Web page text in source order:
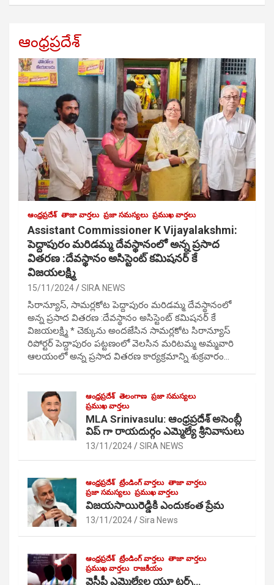
ఆంధ్రప్రదేశ్
ఆంధ్రప్రదేశ్ తాజా వార్తలు ప్రజా సమస్యలు ప్రముఖ వార్తలు
Assistant Commissioner K Vijayalakshmi:
పెద్దాపురం మరిడమ్మ దేవస్థానంలో అన్న ప్రసాద
వితరణ :దేవస్థానం అసిస్టెంట్ కమిషనర్ కే
విజయలక్ష్మి
15/11/2024 SIRA NEWS
సిరాన్యూస్, సామర్లకోట పెద్దాపురం మరిడమ్మ దేవస్థానంలో
అన్న ప్రసాద వితరణ :దేవస్థానం అసిస్టెంట్ కమిషనర్ కే
విజయలక్ష్మి * చెక్కును అందజేసిన సామర్లకోట సిరాన్యూస్
రిపోర్టర్ పెద్దాపురం పట్టణంలో వెలసిన మరిటమ్మ అమ్మవారి
ఆలయంలో అన్న ప్రసాద వితరణ కార్యక్రమాన్ని శుక్రవారం…
ఆంధ్రప్రదేశ్ తెలంగాణ ప్రజా సమస్యలు
ప్రముఖ వార్తలు
MLA Srinivasulu: ఆంధ్రప్రదేశ్ అసెంబ్లీ
విప్ గా రాయదుర్గం ఎమ్మెల్యే శ్రీనివాసులు
13/11/2024 SIRA NEWS
ఆంధ్రప్రదేశ్ ట్రేండింగ్ వార్తలు తాజా వార్తలు
ప్రజా సమస్యలు ప్రముఖ వార్తలు
విజయసాయిరెడ్డికి ఎందుకంత ప్రేమ
13/11/2024 Sira News
ఆంధ్రప్రదేశ్ ట్రేండింగ్ వార్తలు తాజా వార్తలు
ప్రముఖ వార్తలు రాజకీయం
వైసీపీ ఎమ్మెల్యేల యూ టర్న్…